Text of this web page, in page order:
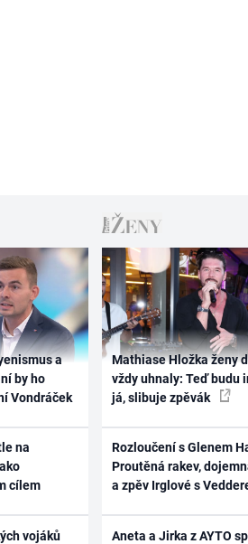
a
by ho
Vondráček
na
cílem
vojáků
Mathiase Hložka ženy
vždy uhnaly: Teď budu
já, slibuje zpěvák
Rozloučení s Glenem
Proutěná rakev,
a zpěv Irglové s
Aneta a Jirka z AYTO